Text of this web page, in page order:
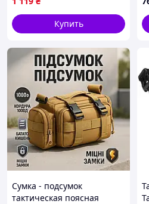
Купить
Сумка - подсумок
тактическая поясная